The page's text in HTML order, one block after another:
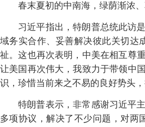
春末夏初的中南海，绿荫渐浓
习近平指出，特朗普总统此访
域务实合作、妥善解决彼此关切达
祉。这也再次表明，中美在相互尊
让美国再次伟大，我致力于带领中
识，珍惜当前来之不易的良好势头
特朗普表示，非常感谢习近平
多项协议，解决了不少问题，对两